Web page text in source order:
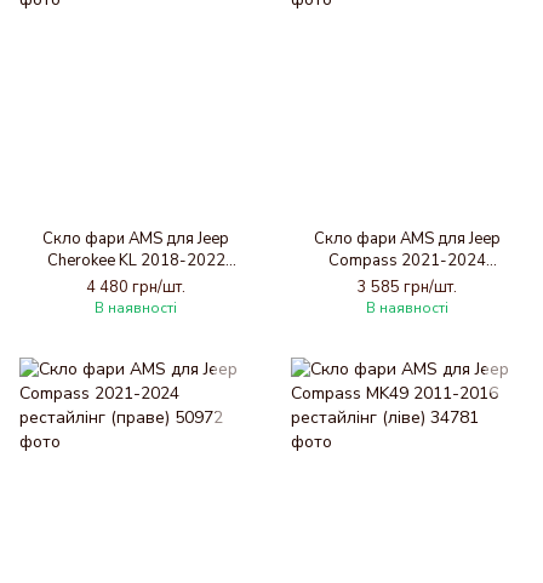
Скло фари AMS для Jeep
Cherokee KL 2018-2022
рестайлінг (праве)
4 480 грн/шт.
В наявності
Скло фари AMS для Jeep
Compass 2021-2024
рестайлінг (ліве)
3 585 грн/шт.
В наявності